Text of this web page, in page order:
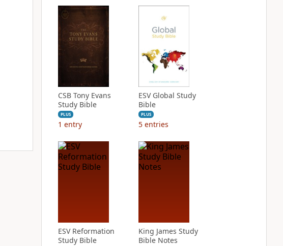
CSB Tony Evans
Study Bible
PLUS
1 entry
ESV Global Study
Bible
PLUS
5 entries
ESV Reformation
Study Bible
King James Study
Bible Notes